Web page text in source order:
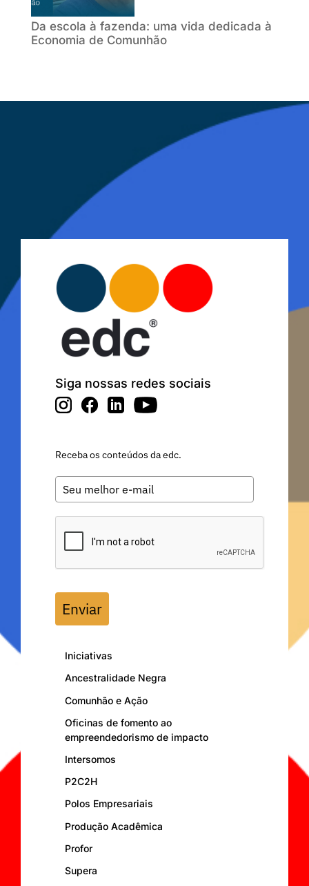
Da escola à fazenda: uma vida dedicada à
Economia de Comunhão
Siga nossas redes sociais
Receba os conteúdos da edc.
Enviar
Iniciativas
Ancestralidade Negra
Comunhão e Ação
Oficinas de fomento ao
empreendedorismo de impacto
Intersomos
P2C2H
Polos Empresariais
Produção Acadêmica
Profor
Supera